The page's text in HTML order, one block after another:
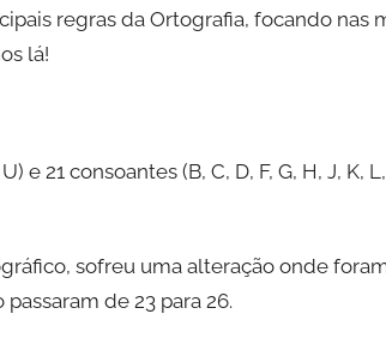
regras da Ortografia, focando nas
lá!
21 consoantes (B, C, D, F, G, H, J, K, L,
sofreu uma alteração onde
passaram de 23 para 26.